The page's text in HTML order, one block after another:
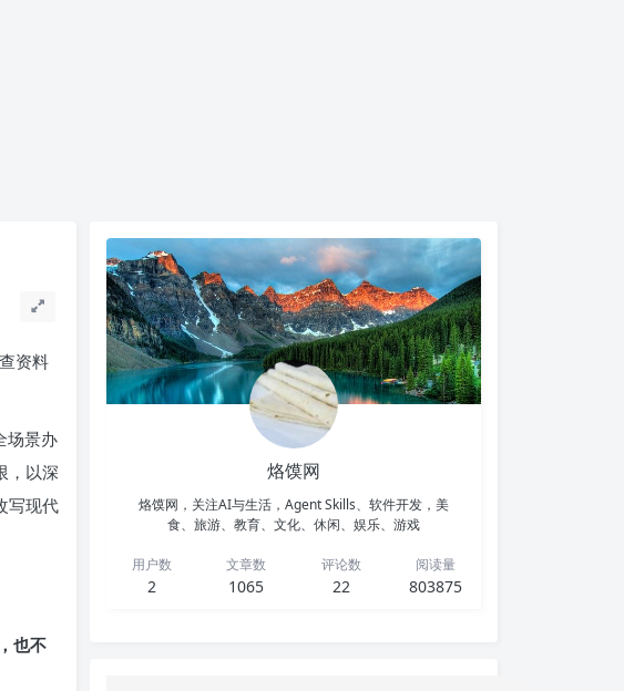
资料
场景办
，以深
写现代
也不
烙馍网
烙馍网，关注AI与生活，Agent Skills、软件开发，美
食、旅游、教育、文化、休闲、娱乐、游戏
用户数
2
文章数
1065
评论数
22
阅读量
803875